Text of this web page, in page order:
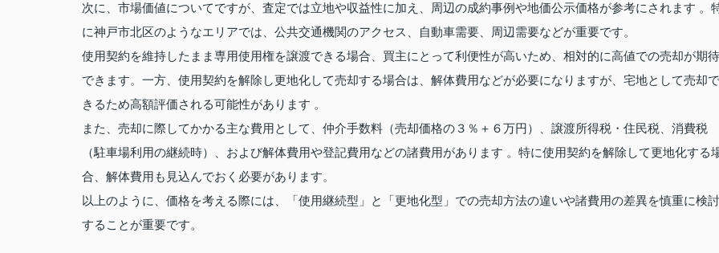
次に、市場価値についてですが、査定では立地や収益性に加え、周辺の成約事例や地価公示価格が参考にされます 。
に神戸市北区のようなエリアでは、公共交通機関のアクセス、自動車需要、周辺需要などが重要です。
使用契約を維持したまま専用使用権を譲渡できる場合、買主にとって利便性が高いため、相対的に高値での売却が期待
できます。一方、使用契約を解除し更地化して売却する場合は、解体費用などが必要になりますが、宅地として売却で
きるため高額評価される可能性があります 。
また、売却に際してかかる主な費用として、仲介手数料（売却価格の３％＋６万円）、譲渡所得税・住民税、消費税
（駐車場利用の継続時）、および解体費用や登記費用などの諸費用があります 。特に使用契約を解除して更地化する
合、解体費用も見込んでおく必要があります。
以上のように、価格を考える際には、「使用継続型」と「更地化型」での売却方法の違いや諸費用の差異を慎重に検討
することが重要です。